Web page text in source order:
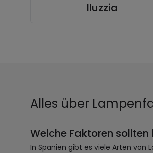
Iluzzia
Alles über
Welche Faktoren
In Spanien gibt es viele Arten von